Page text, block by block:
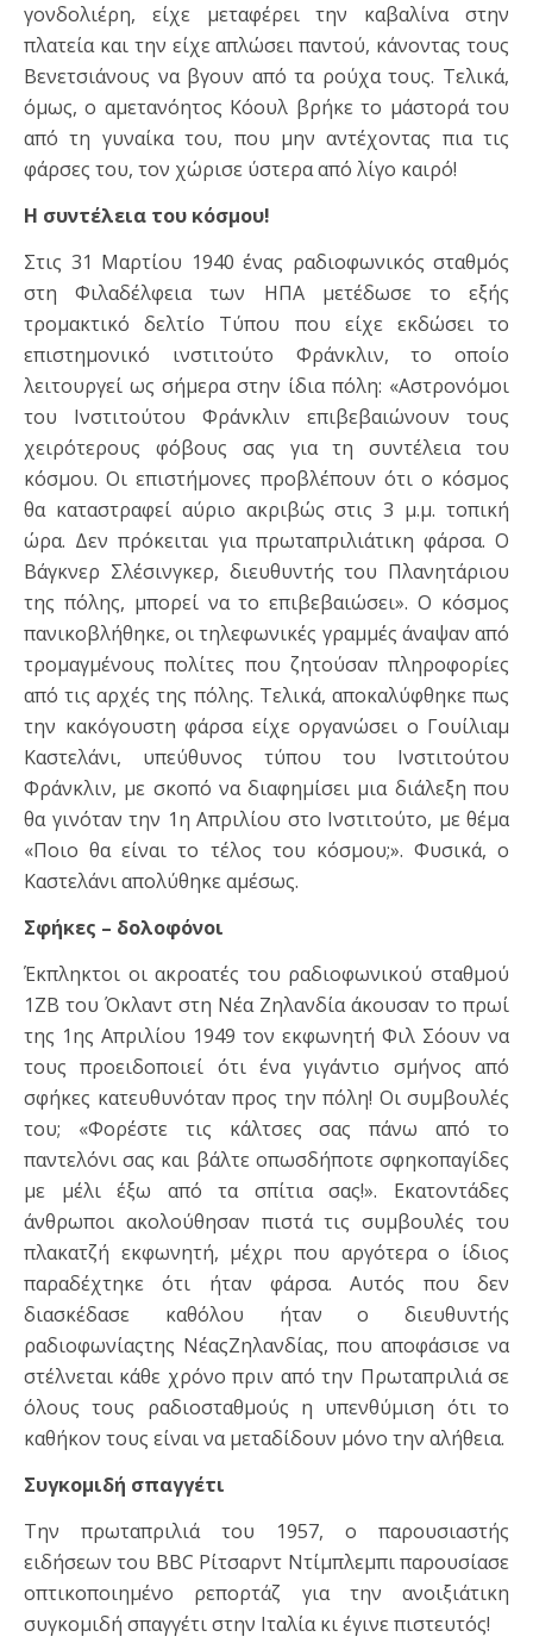
γονδολιέρη, είχε μεταφέρει την καβαλίνα στην
πλατεία και την είχε απλώσει παντού, κάνοντας τους
Βενετσιάνους να βγουν από τα ρούχα τους. Τελικά,
όμως, ο αμετανόητος Κόουλ βρήκε το μάστορά του
από τη γυναίκα του, που μην αντέχοντας πια τις
φάρσες του, τον χώρισε ύστερα από λίγο καιρό!
Η συντέλεια του κόσμου!
Στις 31 Μαρτίου 1940 ένας ραδιοφωνικός σταθμός
στη Φιλαδέλφεια των ΗΠΑ μετέδωσε το εξής
τρομακτικό δελτίο Τύπου που είχε εκδώσει το
επιστημονικό ινστιτούτο Φράνκλιν, το οποίο
λειτουργεί ως σήμερα στην ίδια πόλη: «Αστρονόμοι
του Ινστιτούτου Φράνκλιν επιβεβαιώνουν τους
χειρότερους φόβους σας για τη συντέλεια του
κόσμου. Οι επιστήμονες προβλέπουν ότι ο κόσμος
θα καταστραφεί αύριο ακριβώς στις 3 μ.μ. τοπική
ώρα. Δεν πρόκειται για πρωταπριλιάτικη φάρσα. Ο
Βάγκνερ Σλέσινγκερ, διευθυντής του Πλανητάριου
της πόλης, μπορεί να το επιβεβαιώσει». Ο κόσμος
πανικοβλήθηκε, οι τηλεφωνικές γραμμές άναψαν από
τρομαγμένους πολίτες που ζητούσαν πληροφορίες
από τις αρχές της πόλης. Τελικά, αποκαλύφθηκε πως
την κακόγουστη φάρσα είχε οργανώσει ο Γουίλιαμ
Καστελάνι, υπεύθυνος τύπου του Ινστιτούτου
Φράνκλιν, με σκοπό να διαφημίσει μια διάλεξη που
θα γινόταν την 1η Απριλίου στο Ινστιτούτο, με θέμα
«Ποιο θα είναι το τέλος του κόσμου;». Φυσικά, ο
Καστελάνι απολύθηκε αμέσως.
Σφήκες – δολοφόνοι
Έκπληκτοι οι ακροατές του ραδιοφωνικού σταθμού
1ΖΒ του Όκλαντ στη Νέα Ζηλανδία άκουσαν το πρωί
της 1ης Απριλίου 1949 τον εκφωνητή Φιλ Σόουν να
τους προειδοποιεί ότι ένα γιγάντιο σμήνος από
σφήκες κατευθυνόταν προς την πόλη! Οι συμβουλές
του; «Φορέστε τις κάλτσες σας πάνω από το
παντελόνι σας και βάλτε οπωσδήποτε σφηκοπαγίδες
με μέλι έξω από τα σπίτια σας!». Εκατοντάδες
άνθρωποι ακολούθησαν πιστά τις συμβουλές του
πλακατζή εκφωνητή, μέχρι που αργότερα ο ίδιος
παραδέχτηκε ότι ήταν φάρσα. Αυτός που δεν
διασκέδασε καθόλου ήταν ο διευθυντής
ραδιοφωνίαςτης ΝέαςΖηλανδίας, που αποφάσισε να
στέλνεται κάθε χρόνο πριν από την Πρωταπριλιά σε
όλους τους ραδιοσταθμούς η υπενθύμιση ότι το
καθήκον τους είναι να μεταδίδουν μόνο την αλήθεια.
Συγκομιδή σπαγγέτι
Την πρωταπριλιά του 1957, ο παρουσιαστής
ειδήσεων του BBC Ρίτσαρντ Ντίμπλεμπι παρουσίασε
οπτικοποιημένο ρεπορτάζ για την ανοιξιάτικη
συγκομιδή σπαγγέτι στην Ιταλία κι έγινε πιστευτός!